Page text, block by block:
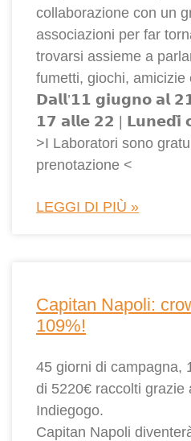
collaborazione con un
associazioni per far
trovarsi assieme a
fumetti, giochi, amicizie
𝗗𝗮𝗹𝗹’𝟭𝟭 𝗴𝗶𝘂𝗴𝗻𝗼 𝗮𝗹
𝟭𝟳 𝗮𝗹𝗹𝗲 𝟮𝟮 | 𝗟𝘂𝗻𝗲𝗱𝗶̀
>I Laboratori sono
prenotazione <
LEGGI DI PIÙ »
Capitan Napoli:
109%!
45 giorni di campagna,
di 5220€ raccolti grazie
Indiegogo.
Capitan Napoli